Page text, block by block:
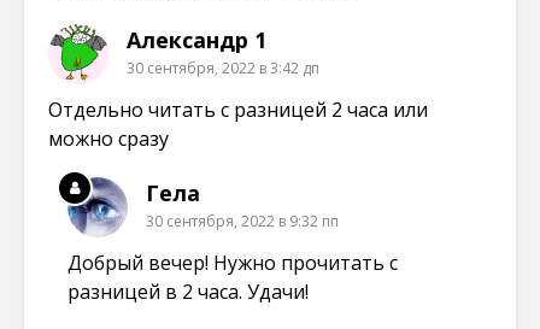
Александр 1
30 сентября, 2022 в 3:42 дп
Отдельно читать с разницей 2 часа или
можно сразу
Гела
30 сентября, 2022 в 9:32 пп
Добрый вечер! Нужно прочитать с
разницей в 2 часа. Удачи!